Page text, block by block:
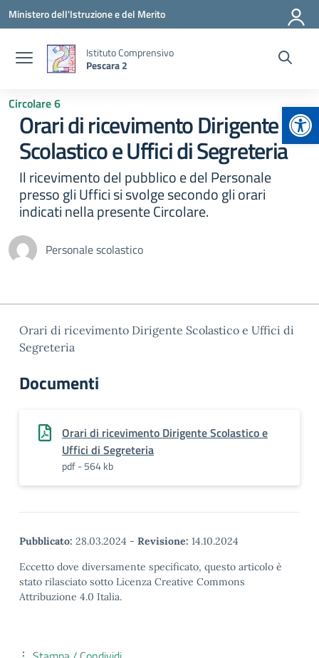
Vai ai contenuti
Vai al menu di navigazione
Vai al footer
Ministero dell'Istruzione e del Merito
Istituto Comprensivo
Pescara 2
Circolare 6
Orari di ricevimento Dirigente
Scolastico e Uffici di Segreteria
Il ricevimento del pubblico e del Personale
presso gli Uffici si svolge secondo gli orari
indicati nella presente Circolare.
Personale scolastico
Orari di ricevimento Dirigente Scolastico e Uffici di
Segreteria
Documenti
Orari di ricevimento Dirigente Scolastico e
Uffici di Segreteria
pdf - 564 kb
Pubblicato: 28.03.2024 - Revisione: 14.10.2024
Eccetto dove diversamente specificato, questo articolo è
stato rilasciato sotto Licenza Creative Commons
Attribuzione 4.0 Italia.